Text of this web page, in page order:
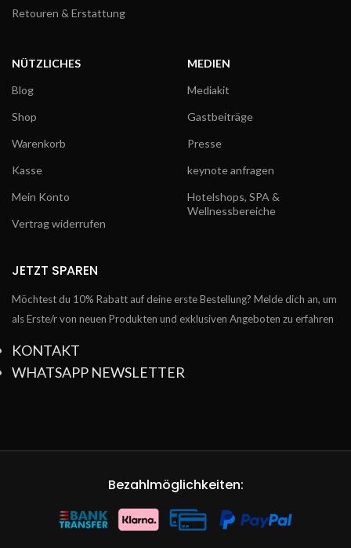
Retouren & Erstattung
NÜTZLICHES
Blog
Shop
Warenkorb
Kasse
Mein Konto
Vertrag widerrufen
MEDIEN
Mediakit
Gastbeiträge
Presse
keynote anfragen
Hotelshops, SPA &
Wellnessbereiche
JETZT SPAREN
Möchtest du 10% Rabatt auf deine erste Bestellung? Melde dich an, um
als Erste/r von neuen Produkten und exklusiven Angeboten zu erfahren
KONTAKT
WHATSAPP NEWSLETTER
Bezahlmöglichkeiten: